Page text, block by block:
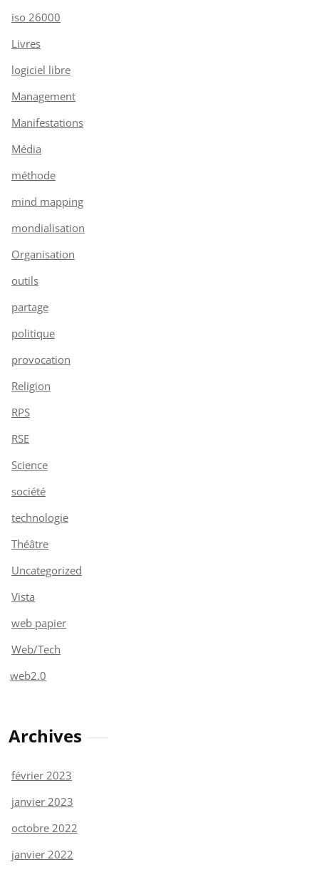
iso 26000
Livres
logiciel libre
Management
Manifestations
Média
méthode
mind mapping
mondialisation
Organisation
outils
partage
politique
provocation
Religion
RPS
RSE
Science
société
technologie
Théâtre
Uncategorized
Vista
web papier
Web/Tech
web2.0
Archives
février 2023
janvier 2023
octobre 2022
janvier 2022